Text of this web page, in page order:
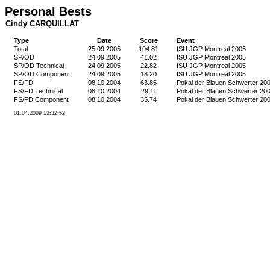
Personal Bests
Cindy CARQUILLAT
Type Date Score
Event
Total
25.09.2005 104.81
ISU JGP Montreal 2005
SP/OD
24.09.2005 41.02
ISU JGP Montreal 2005
SP/OD Technical
24.09.2005 22.82
ISU JGP Montreal 2005
SP/OD Component
24.09.2005 18.20
ISU JGP Montreal 2005
FS/FD
08.10.2004 63.85
Pokal der Blauen Schwerter
FS/FD Technical
08.10.2004 29.11
Pokal der Blauen Schwerter
FS/FD Component
08.10.2004 35.74 Pokal der Blauen Schwerter
01.04.2009 13:32:52